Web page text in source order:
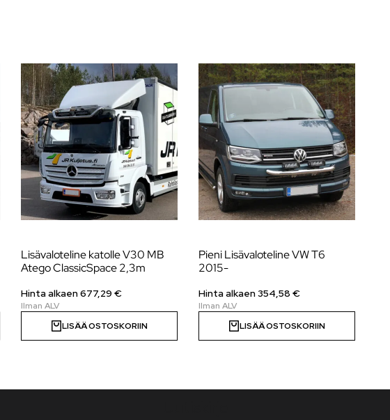
Lisävaloteline katolle V30 MB
Atego ClassicSpace 2,3m
Hinta alkaen677,29€
LISÄÄ OSTOSKORIIN
Pieni Lisävaloteline VW T6
2015-
Hinta alkaen 354,58 €
LISÄÄ OSTOSKORIIN